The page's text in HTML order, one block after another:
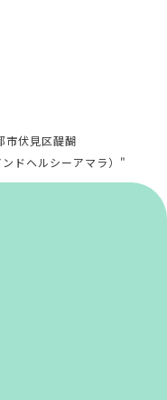
市伏見区醍醐
ドヘルシーアマラ）"